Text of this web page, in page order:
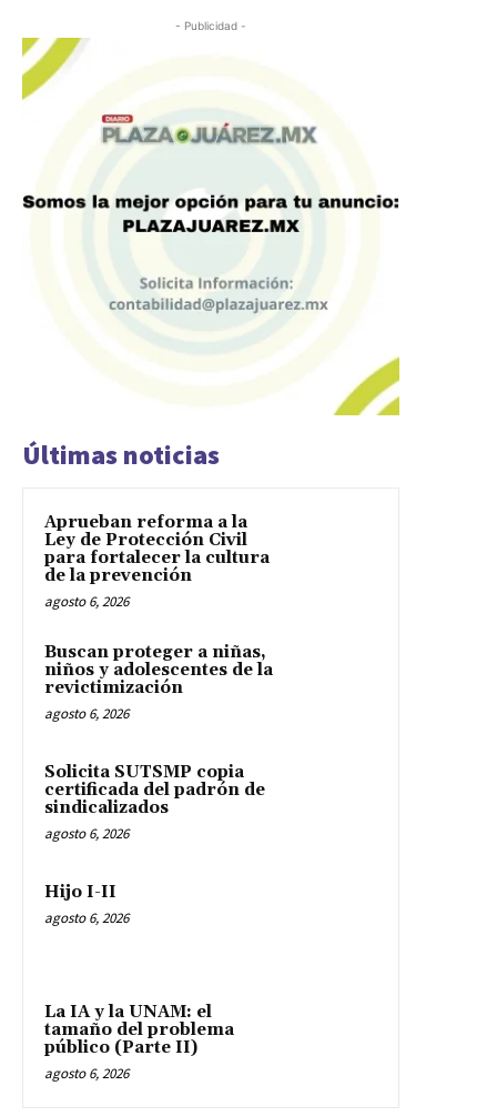
- Publicidad -
Últimas noticias
Aprueban reforma a la
Ley de Protección Civil
para fortalecer la cultura
de la prevención
agosto 6, 2026
Buscan proteger a niñas,
niños y adolescentes de la
revictimización
agosto 6, 2026
Solicita SUTSMP copia
certificada del padrón de
sindicalizados
agosto 6, 2026
Hijo I-II
agosto 6, 2026
La IA y la UNAM: el
tamaño del problema
público (Parte II)
agosto 6, 2026